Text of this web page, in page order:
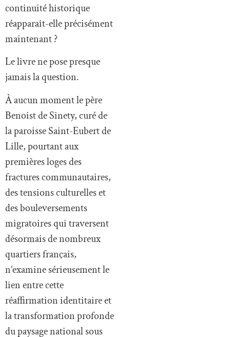
continuité historique
réapparaît-elle précisément
maintenant ?
Le livre ne pose presque
jamais la question.
À aucun moment le père
Benoist de Sinety, curé de
la paroisse Saint-Eubert de
Lille, pourtant aux
premières loges des
fractures communautaires,
des tensions culturelles et
des bouleversements
migratoires qui traversent
désormais de nombreux
quartiers français,
n’examine sérieusement le
lien entre cette
réaffirmation identitaire et
la transformation profonde
du paysage national sous